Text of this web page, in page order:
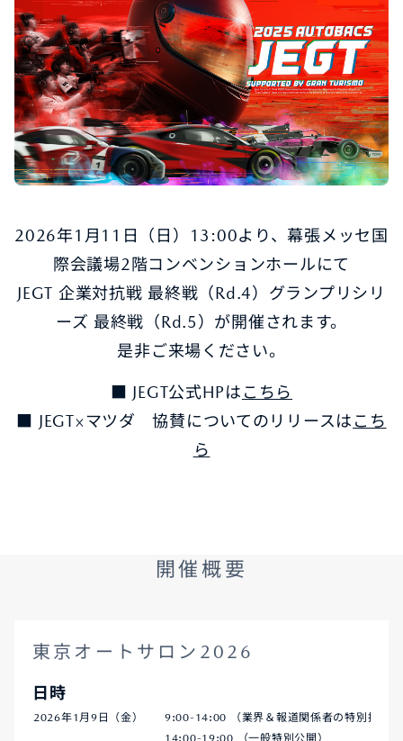
2026年1月11日（日）13:00より、幕張メッセ国
際会議場2階コンベンションホールにて
JEGT 企業対抗戦 最終戦（Rd.4）グランプリシリ
ーズ 最終戦（Rd.5）が開催されます。
是非ご来場ください。
■ JEGT公式HPは こちら
■ JEGT×マツダ 協賛についてのリリースは こち
ら
開催概要
東京オートサロン2026
日時
2026年1月9日（金）
9:00-14:00 （業界＆報道関係者の特別招待）
14:00-19:00 （一般特別公開）